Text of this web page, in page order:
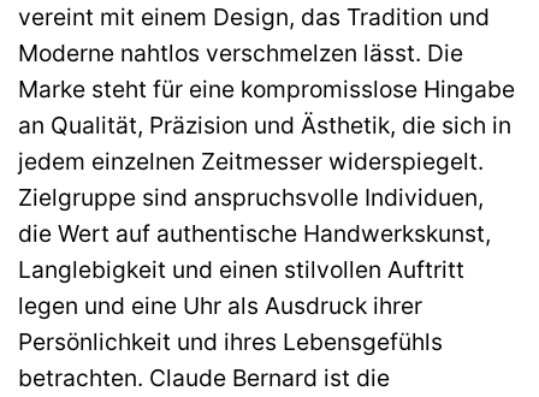
vereint mit einem Design, das Tradition und
Moderne nahtlos verschmelzen lässt. Die
Marke steht für eine kompromisslose Hingabe
an Qualität, Präzision und Ästhetik, die sich in
jedem einzelnen Zeitmesser widerspiegelt.
Zielgruppe sind anspruchsvolle Individuen,
die Wert auf authentische Handwerkskunst,
Langlebigkeit und einen stilvollen Auftritt
legen und eine Uhr als Ausdruck ihrer
Persönlichkeit und ihres Lebensgefühls
betrachten. Claude Bernard ist die